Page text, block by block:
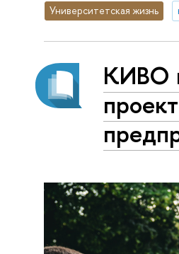
Университетская жизнь
КИВО